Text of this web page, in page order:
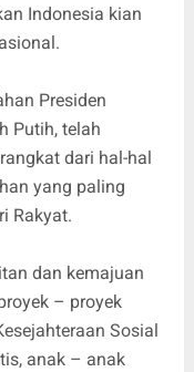
Indonesia kian
Presiden
Putih, telah
dari hal-hal
yang paling
Rakyat.
dan kemajuan
– proyek
Sosial
anak – anak